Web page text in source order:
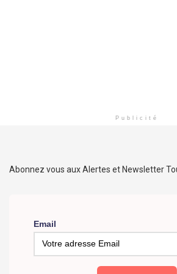
Publicité
Abonnez vous aux Alertes et Newsletter
Email